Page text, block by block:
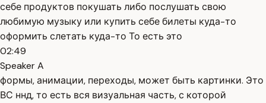
себе продуктов покушать либо послушать свою
любимую музыку или купить себе билеты куда-то
оформить слетать куда-то То есть это
02:49
Speaker A
формы, анимации, переходы, может быть картинки. Это
ВС ннд, то есть вся визуальная часть, с которой